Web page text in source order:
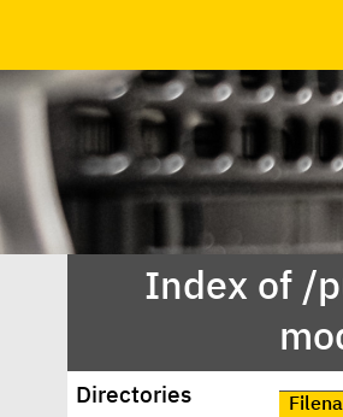
Index of /
Directories